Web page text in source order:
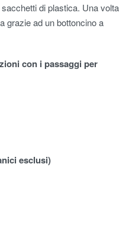
di plastica. Una volta
grazie ad un bottoncino a
con i passaggi per
esclusi)